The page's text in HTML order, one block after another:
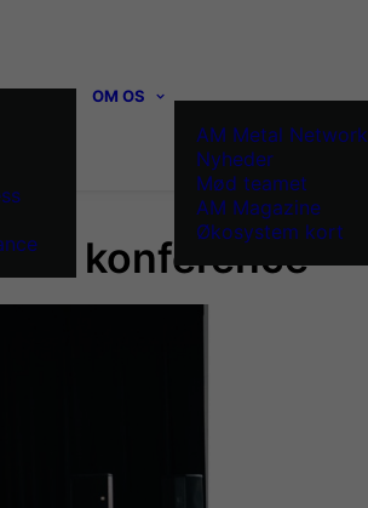
OM OS
AM Metal Network
Nyheder
Mød teamet
AM Magazine
Økosystem kort
konference